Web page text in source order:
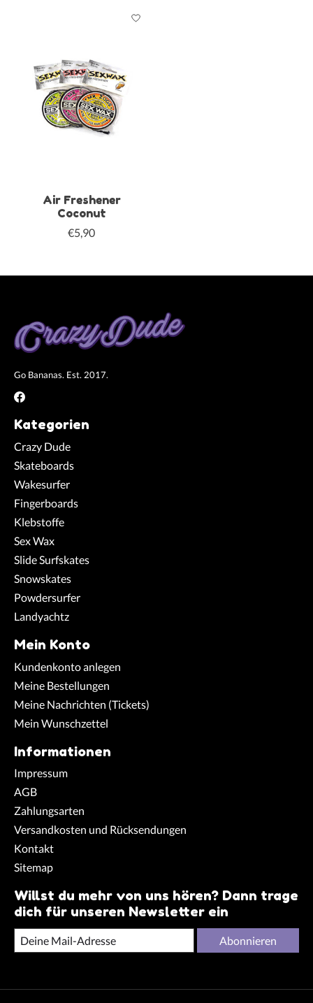
Air Freshener
Coconut
€5,90
Go Bananas. Est. 2017.
Kategorien
Crazy Dude
Skateboards
Wakesurfer
Fingerboards
Klebstoffe
Sex Wax
Slide Surfskates
Snowskates
Powdersurfer
Landyachtz
Mein Konto
Kundenkonto anlegen
Meine Bestellungen
Meine Nachrichten (Tickets)
Mein Wunschzettel
Informationen
Impressum
AGB
Zahlungsarten
Versandkosten und Rücksendungen
Kontakt
Sitemap
Willst du mehr von uns hören? Dann trage
dich für unseren Newsletter ein
Abonnieren